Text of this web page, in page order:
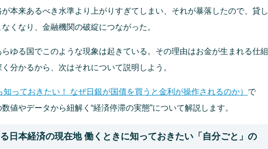
本来あるべき水準より上がりすぎてしまい、それが暴落したので、貸し
くなり、金融機関の破綻につながった。
ゆる国でこのような現象は起きている。その理由はお金が生まれる仕組
分かるから、次はそれについて説明しよう。
知っておきたい！ なぜ日銀が国債を買うと金利が操作されるのか） で
値やデータから紐解く“経済停滞の実態”について解説します。
る日本経済の現在地 働くときに知っておきたい「自分ごと」の